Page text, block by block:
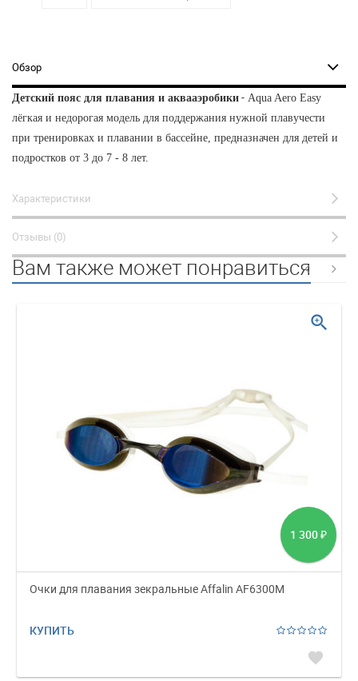
Обзор
Детский пояс для плавания и аквааэробики - Aqua Aero Easy
лёгкая и недорогая модель для поддержания нужной плавучести
при тренировках и плавании в бассейне, предназначен для детей и
подростков от 3 до 7 - 8 лет.
Характеристики
Отзывы (0)
Вам также может понравиться
1 300 ₽
Очки для плавания зекральные Affalin AF6300M
КУПИТЬ
favorite
zoom_in